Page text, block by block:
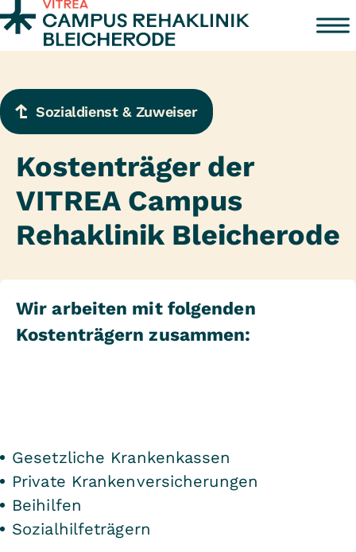
Zum Inhalt springen
Sozialdienst & Zuweiser
Kostenträger der
VITREA Campus
Rehaklinik Bleicherode
Wir arbeiten mit folgenden
Kostenträgern zusammen:
Gesetzliche Krankenkassen
Private Krankenversicherungen
Beihilfen
Sozialhilfeträgern